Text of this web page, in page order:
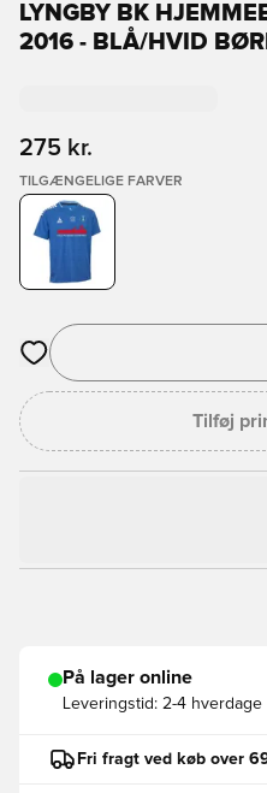
LYNGBY BK
2016 - BLÅ/HVID
275 kr.
TILGÆNGELIGE FARVER
Åbner en Modal til at logge
Tilføj
På lager online
Leveringstid: 2-4 hverdage
Fri fragt ved køb over